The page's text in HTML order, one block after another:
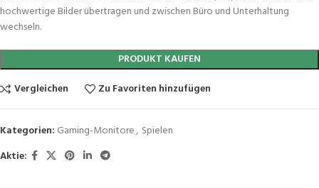
hochwertige Bilder übertragen und zwischen Büro und Unterhaltung
wechseln.
PRODUKT KAUFEN
Vergleichen
Zu Favoriten hinzufügen
Kategorien: Gaming-Monitore, Spielen
Aktie: